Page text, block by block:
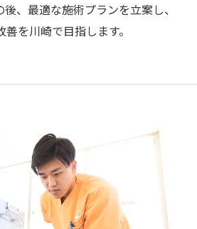
、最適な施術プランを立案し、
を川崎で目指します。